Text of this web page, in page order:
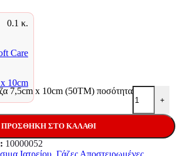
0.1 κ.
Care
10cm
7,5cm x 10cm (50TM) ποσότητα
+
ΠΡΟΣΘΉΚΗ ΣΤΟ ΚΑΛΆΘΙ
10000052